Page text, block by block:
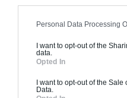
Personal Data Processing
I want to opt-out of the
data.
Opted In
I want to opt-out of the Sale
Data.
Chiffrage estimatif